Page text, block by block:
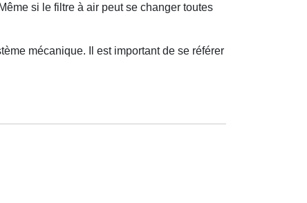
si le filtre à air peut se changer toutes
mécanique. Il est important de se référer